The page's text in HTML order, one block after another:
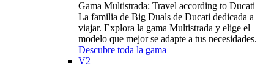
Gama Multistrada: Travel according to Ducati
La familia de Big Duals de Ducati dedicada a
viajar. Explora la gama Multistrada y elige el
modelo que mejor se adapte a tus necesidades.
Descubre toda la gama
V2